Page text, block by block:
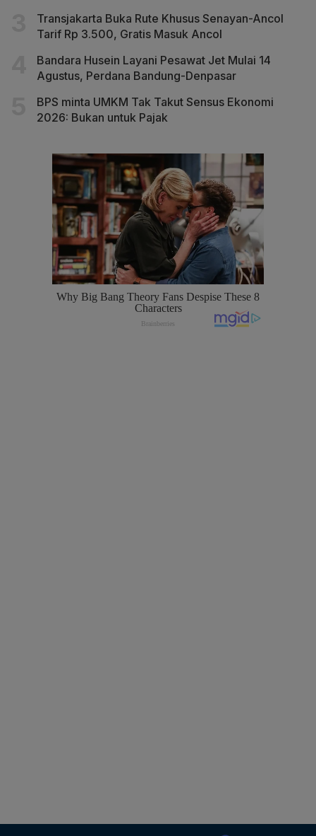
Transjakarta Buka Rute Khusus Senayan-Ancol
Tarif Rp 3.500, Gratis Masuk Ancol
Bandara Husein Layani Pesawat Jet Mulai 14
Agustus, Perdana Bandung-Denpasar
BPS minta UMKM Tak Takut Sensus Ekonomi
2026: Bukan untuk Pajak